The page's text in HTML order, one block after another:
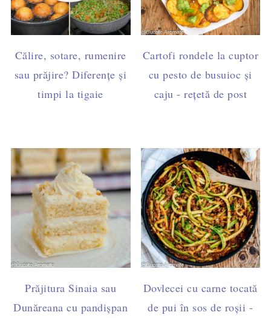
Călire, sotare, rumenire
sau prăjire? Diferențe și
timpi la tigaie
Cartofi rondele la cuptor
cu pesto de busuioc și
caju - rețetă de post
Prăjitura Sinaia sau
Dunăreana cu pandișpan
Dovlecei cu carne tocată
de pui în sos de roșii -